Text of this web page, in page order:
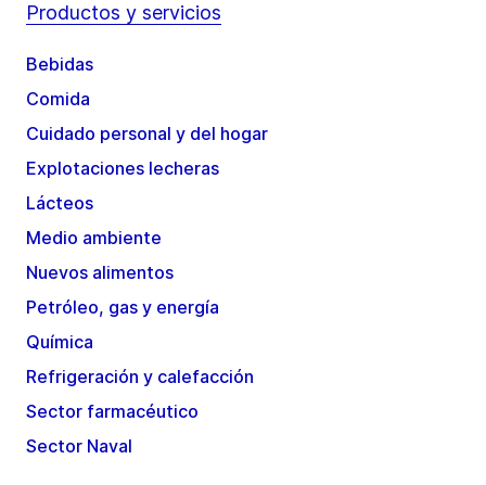
Productos y servicios
Bebidas
Comida
Cuidado personal y del hogar
Explotaciones lecheras
Lácteos
Medio ambiente
Nuevos alimentos
Petróleo, gas y energía
Química
Refrigeración y calefacción
Sector farmacéutico
Sector Naval